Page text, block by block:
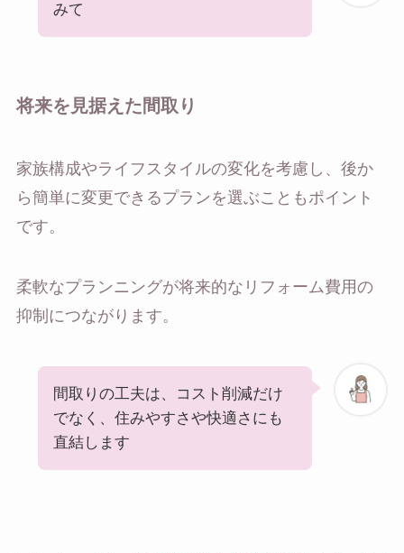
みて
将来を見据えた間取り
家族構成やライフスタイルの変化を考慮し、後か
ら簡単に変更できるプランを選ぶこともポイント
です。
柔軟なプランニングが将来的なリフォーム費用の
抑制につながります。
間取りの工夫は、コスト削減だけ
でなく、住みやすさや快適さにも
直結します